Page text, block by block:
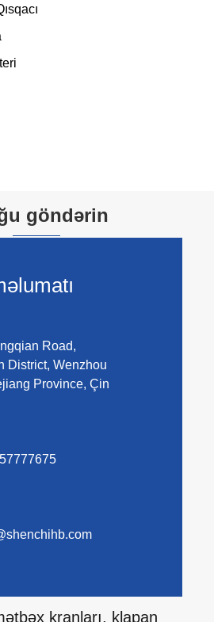
göndərin
Road,
District, Wenzhou
Province, Çin
kranları, klapan